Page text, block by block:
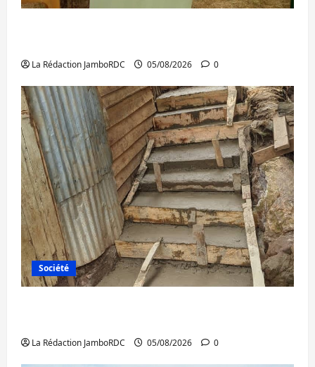
La Rédaction JamboRDC 05/08/2026 0
Société
La Rédaction JamboRDC 05/08/2026 0